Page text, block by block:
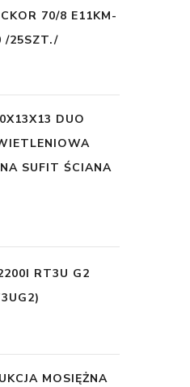
70/8 E11KM-
/25SZT./
DUO
SUFIT ŚCIANA
RT3U G2
MOSIĘŻNA